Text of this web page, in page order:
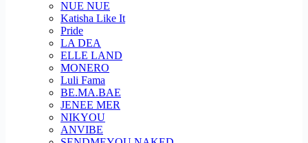
NUE NUE
Katisha Like It
Pride
LA DEA
ELLE LAND
MONERO
Luli Fama
BE.MA.BAE
JENEE MER
NIKYOU
ANVIBE